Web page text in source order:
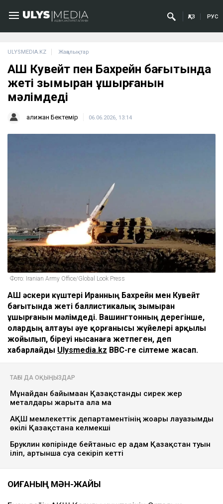
ҚАЗ РУС
ULYSMEDIA.KZ Жаңалықтар
АҚШ Кувейт пен Бахрейн бағытында
жеті зымыран ұшырғанын
мәлімдеді
Қалижан Бектемір 06.06.2026, 13:14
Фото: Iranian Army Office/Global Look Press
АҚШ әскери күштері Иранның Бахрейн мен Кувейт
бағытында жеті баллистикалық зымыран
ұшырғанын мәлімдеді. Вашингтонның дерегінше,
олардың алтауы әуе қорғанысы жүйелері арқылы
жойылып, біреуі нысанаға жетпеген, деп
хабарлайды Ulysmedia.kz BBC-ге сілтеме жасап.
ТАҒЫ ДА ОҚЫҢЫЗДАР
Мұнайдан байымаған Қазақстанды сирек жер
металдары жарыта ала ма
АҚШ мемлекеттік департаментінің жоғары лауазымды
өкілі Қазақстанға келмекші
Бруклин көпірінде бейтаныс ер адам Қазақстан туын
іліп, артынша суға секіріп кетті
ОҚИҒАНЫҢ МӘН-ЖАЙЫ